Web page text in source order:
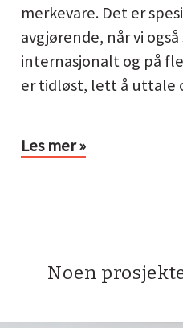
merkevare. Det er
avgjørende, når vi
internasjonalt og på
er tidløst, lett å uttale
Les mer »
Noen